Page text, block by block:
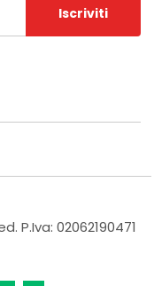
Iscriviti
P.Iva: 02062190471